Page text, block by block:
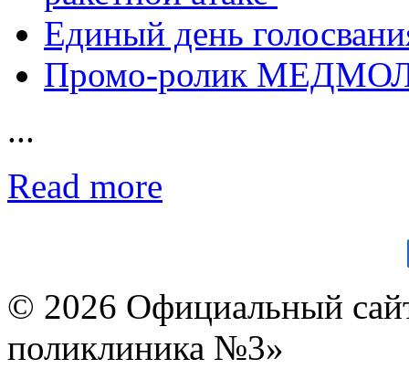
Единый день
Промо-ролик
...
Read more
© 2026 Официальный
поликлиника №3»